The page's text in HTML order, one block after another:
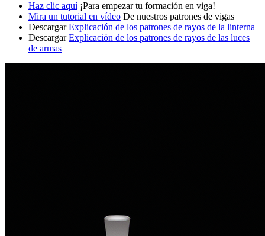
Haz clic aquí¡Para empezar tu formación en viga!
Mira un tutorial en vídeo De nuestros patrones de vigas
DescargarExplicación de los patrones de rayos de la linterna
DescargarExplicación de los patrones de rayos de las luces
de armas